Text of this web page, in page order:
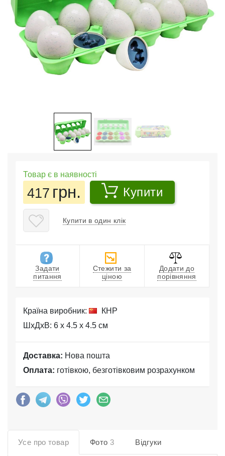
Товар є в наявності
417 грн. Купити
Купити в один клік
Задати
питання
Стежити за
ціною
Додати до
порівняння
Країна виробник:
КНР
ШхДхВ: 6 x 4.5 x 4.5 см
Доставка: Нова пошта
Оплата: готівкою, безготівковим розрахунком
Усе про товар Фото 3 Відгуки